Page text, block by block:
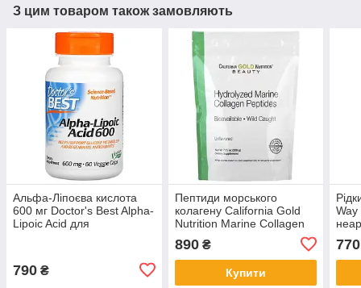
З цим товаром також замовляють
Альфа-Ліпоєва кислота
600 мг Doctor's Best Alpha-
Lipoic Acid для
790 ₴
Пептиди морського
колагену California Gold
Nutrition Marine Collagen
Peptides без добавок 200 г
890₴
Купити
770